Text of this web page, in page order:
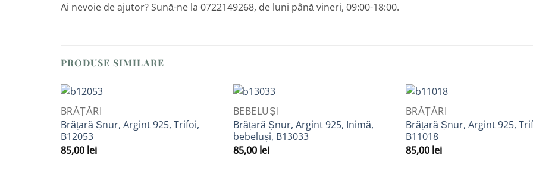
Ai nevoie de ajutor? Sună-ne la 0722149268, de luni până vineri, 09:00-18:00.
PRODUSE SIMILARE
Adaugă
QUICK VIEW
BRĂȚĂRI
Brățară Șnur, Argint 925, Trifoi,
B12053
85,00 lei
Adaugă
QUICK VIEW
BEBELUȘI
Brățară Șnur, Argint 925, Inimă,
bebeluși, B13033
85,00 lei
QUICK VIEW
BRĂȚĂRI
Brățară Șnur, Argint 925,
B11018
85,00 lei